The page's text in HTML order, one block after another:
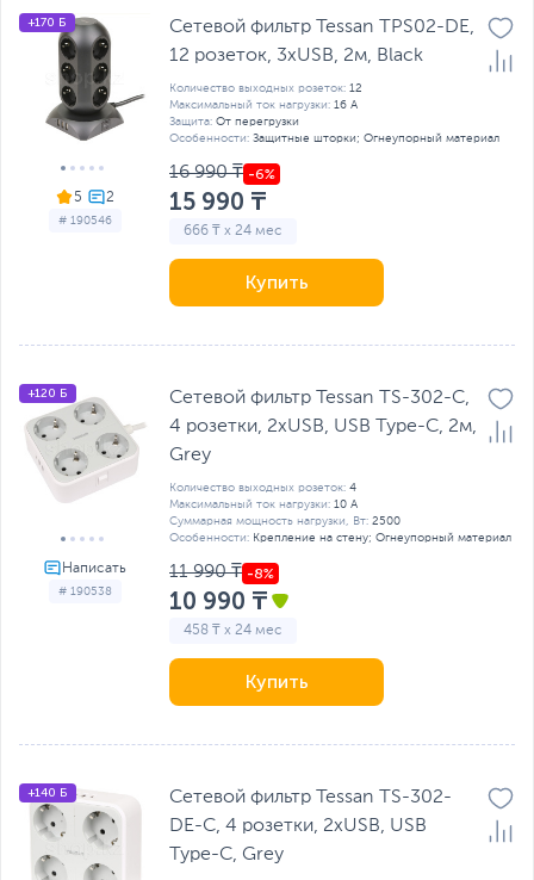
5
# 190546
+170 Б
Сетевой фильтр Tessan TPS02-DE,
12 розеток, 3хUSB, 2м, Black
Количество выходных розеток: 12
Максимальный ток нагрузки: 16 А
Защита: От перегрузки
Особенности: Защитные шторки; Огнеупорный материал
16 990 ₸
15 990 ₸
666 ₸ x 24 мес
Купить
# 190538
+120 Б
Сетевой фильтр Tessan TS-302-C,
4 розетки, 2хUSB, USB Type-C, 2м,
Grey
Количество выходных розеток: 4
Максимальный ток нагрузки: 10 А
Суммарная мощность нагрузки, Вт: 2500
Особенности: Крепление на стену; Огнеупорный материал
11 990 ₸
10 990 ₸
458 ₸ x 24 мес
Купить
+140 Б
Сетевой фильтр Tessan TS-302-
DE-C, 4 розетки, 2хUSB, USB
Type-C, Grey